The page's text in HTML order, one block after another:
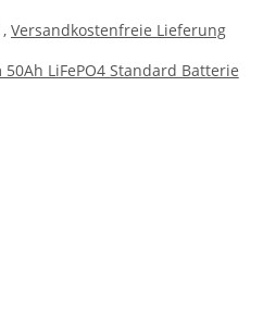
, Versandkostenfreie Lieferung